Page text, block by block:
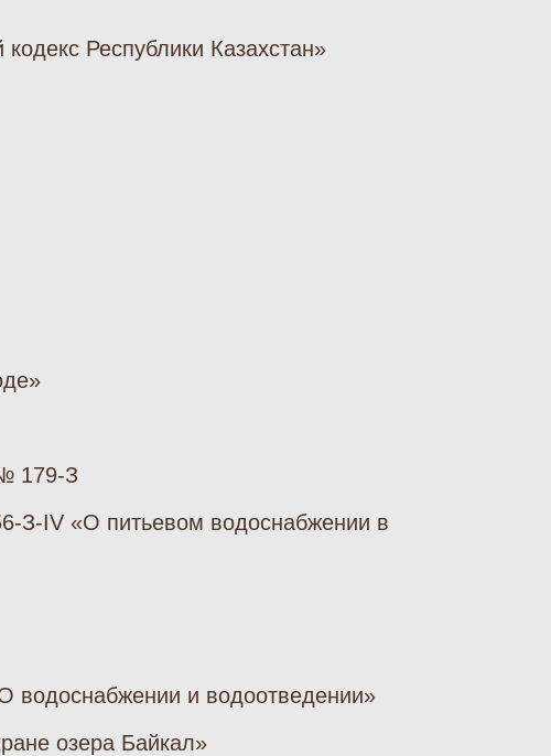
Республики Казахстан»
179-З
З-IV «О питьевом водоснабжении в
водоснабжении и водоотведении»
озера Байкал»